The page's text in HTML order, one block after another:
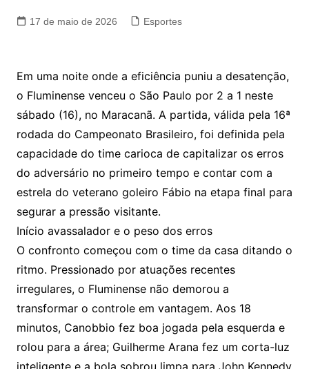
17 de maio de 2026 Esportes
Em uma noite onde a eficiência puniu a desatenção,
o Fluminense venceu o São Paulo por 2 a 1 neste
sábado (16), no Maracanã. A partida, válida pela 16ª
rodada do Campeonato Brasileiro, foi definida pela
capacidade do time carioca de capitalizar os erros
do adversário no primeiro tempo e contar com a
estrela do veterano goleiro Fábio na etapa final para
segurar a pressão visitante.
Início avassalador e o peso dos erros
O confronto começou com o time da casa ditando o
ritmo. Pressionado por atuações recentes
irregulares, o Fluminense não demorou a
transformar o controle em vantagem. Aos 18
minutos, Canobbio fez boa jogada pela esquerda e
rolou para a área; Guilherme Arana fez um corta-luz
inteligente e a bola sobrou limpa para John Kennedy